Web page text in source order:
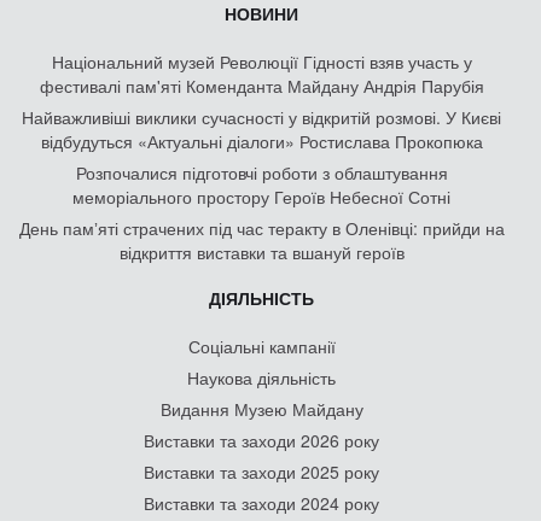
НОВИНИ
Національний музей Революції Гідності взяв участь у
фестивалі пам'яті Коменданта Майдану Андрія Парубія
Найважливіші виклики сучасності у відкритій розмові. У Києві
відбудуться «Актуальні діалоги» Ростислава Прокопюка
Розпочалися підготовчі роботи з облаштування
меморіального простору Героїв Небесної Сотні
День памʼяті страчених під час теракту в Оленівці: прийди на
відкриття виставки та вшануй героїв
ДІЯЛЬНІСТЬ
Соціальні кампанії
Наукова діяльність
Видання Музею Майдану
Виставки та заходи 2026 року
Виставки та заходи 2025 року
Виставки та заходи 2024 року